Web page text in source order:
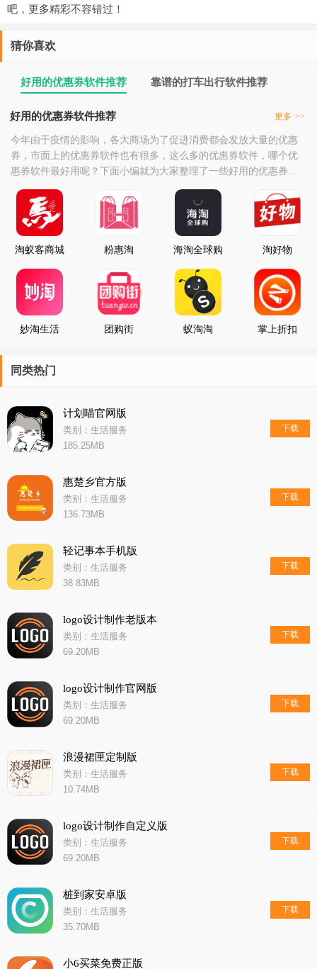
吧，更多精彩不容错过！
猜你喜欢
好用的优惠券软件推荐 靠谱的打车出行软件推荐
好用的优惠券软件推荐 更多 >>
今年由于疫情的影响，各大商场为了促进消费都会发放大量的优惠
券，市面上的优惠券软件也有很多，这么多的优惠券软件，哪个优
惠券软件最好用呢？下面小编就为大家整理了一些好用的优惠券软
件，让你购物更优惠。
淘蚁客商城 粉惠淘 海淘全球购 淘好物
妙淘生活 团购街 蚁淘淘 掌上折扣
同类热门
计划喵官网版
类别：生活服务
185.25MB
下载
惠楚乡官方版
类别：生活服务
136.73MB
下载
轻记事本手机版
类别：生活服务
38.83MB
下载
logo设计制作老版本
类别：生活服务
69.20MB
下载
logo设计制作官网版
类别：生活服务
69.20MB
下载
浪漫裙匣定制版
类别：生活服务
10.74MB
下载
logo设计制作自定义版
类别：生活服务
69.20MB
下载
桩到家安卓版
类别：生活服务
35.70MB
下载
小6买菜免费正版